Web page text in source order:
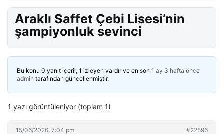
Araklı Saffet Çebi Lisesi’nin
şampiyonluk sevinci
Bu konu 0 yanıt içerir, 1 izleyen vardır ve en son 1 ay 3 hafta önce
admin tarafından güncellenmiştir.
1 yazı görüntüleniyor (toplam 1)
15/06/2026: 7:04 pm #22596